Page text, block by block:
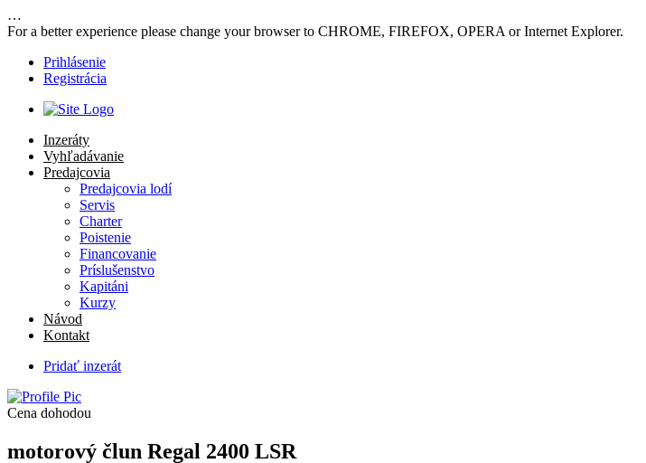
…
For a better experience please change your browser to CHROME, FIREFOX, OPERA or Internet Explorer.
Prihlásenie
Registrácia
Inzeráty
Vyhľadávanie
Predajcovia
Predajcovia lodí
Servis
Charter
Poistenie
Financovanie
Príslušenstvo
Kapitáni
Kurzy
Návod
Kontakt
Pridať inzerát
Cena dohodou
motorový člun Regal 2400 LSR